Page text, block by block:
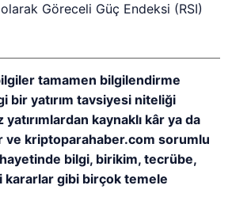
Göreceli Güç Endeksi (RSI)
tamamen bilgilendirme
bir yatırım tavsiyesi niteliği
yatırımlardan kaynaklı kâr ya da
ve kriptoparahaber.com sorumlu
bilgi, birikim, tecrübe,
kararlar gibi birçok temele